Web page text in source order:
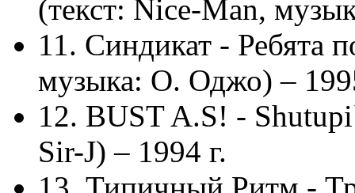
(текст: Nice-Man,
11. Синдикат - Ребята
музыка: О. Оджо) –
12. BUST A.S! -
Sir-J) – 1994 г.